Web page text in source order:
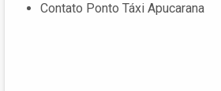
Contato Ponto Táxi Apucarana